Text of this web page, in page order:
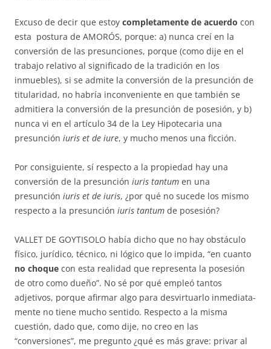
Excuso de decir que estoy completamente de acuerdo con
esta pos­tu­ra de AMORÓS, porque: a) nunca creí en la
conversión de las pre­sun­ciones, porque (como dije en el
trabajo relativo al significado de la tra­dición en los
inmuebles), si se admite la conversión de la presunción de
ti­­tularidad, no habría inconveniente en que también se
admitiera la con­versión de la pre­sunción de posesión, y b)
nunca vi en el artículo 34 de la Ley Hipotecaria una
presunción iuris et de iure, y mucho menos una ficción.
Por consiguiente, sí respecto a la propiedad hay una
conversión de la presunción iuris tantum en una
presunción iuris et de iuris, ¿por qué no sucede los mismo
respecto a la presunción iuris tantum de posesión?
VALLET DE GOYTISOLO había dicho que no hay obstáculo
físico, ju­rí­dico, técnico, ni lógico que lo impida, “en cuanto
no choque con esta re­a­li­dad que representa la posesión
de otro como dueño”. No sé por qué em­pleó tantos
adjetivos, porque afirmar algo para desvirtuarlo inmedia­ta­
men­te no tiene mucho sentido. Respecto a la misma
cuestión, dado que, como di­je, no creo en las
“conversiones”, me pregunto ¿qué es más grave: pri­var al